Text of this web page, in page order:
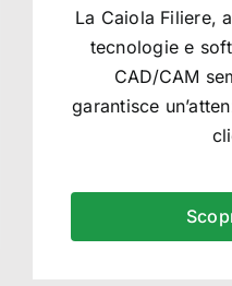
La Caiola Filiere,
tecnologie e
CAD/CAM
garantisce